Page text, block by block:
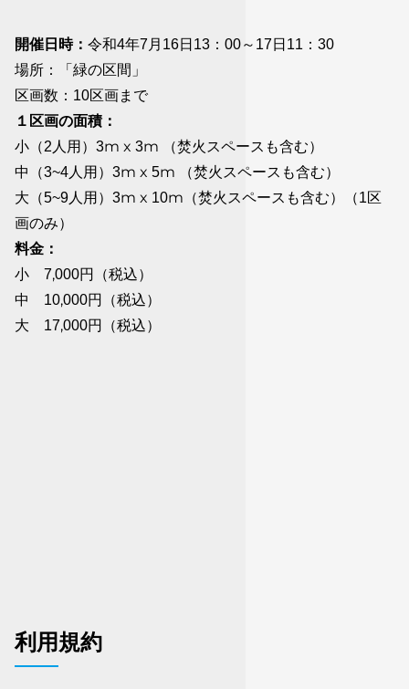
開催日時： 令和4年7月16日13：00～17日11：30
場所：「緑の区間」
区画数：10区画まで
１区画の面積：
小（2人用）3m x 3m （焚火スペースも含む）
中（3~4人用）3m x 5m （焚火スペースも含む）
大（5~9人用）3m x 10m（焚火スペースも含む）（1区
画のみ）
料金：
小 7,000円（税込）
中 10,000円（税込）
大 17,000円（税込）
利用規約